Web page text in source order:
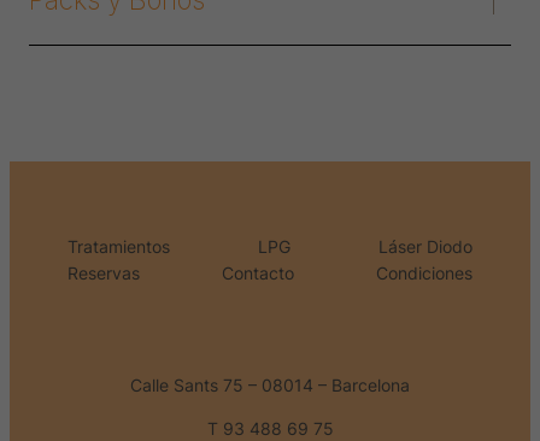
Tratamientos LPG
Láser Diodo
Reservas
Contacto Condiciones
Calle Sants 75 – 08014 – Barcelona
T 93 488 69 75